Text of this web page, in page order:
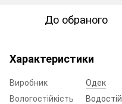
До обраного
Характеристики
Виробник
Одек
Вологостійкість